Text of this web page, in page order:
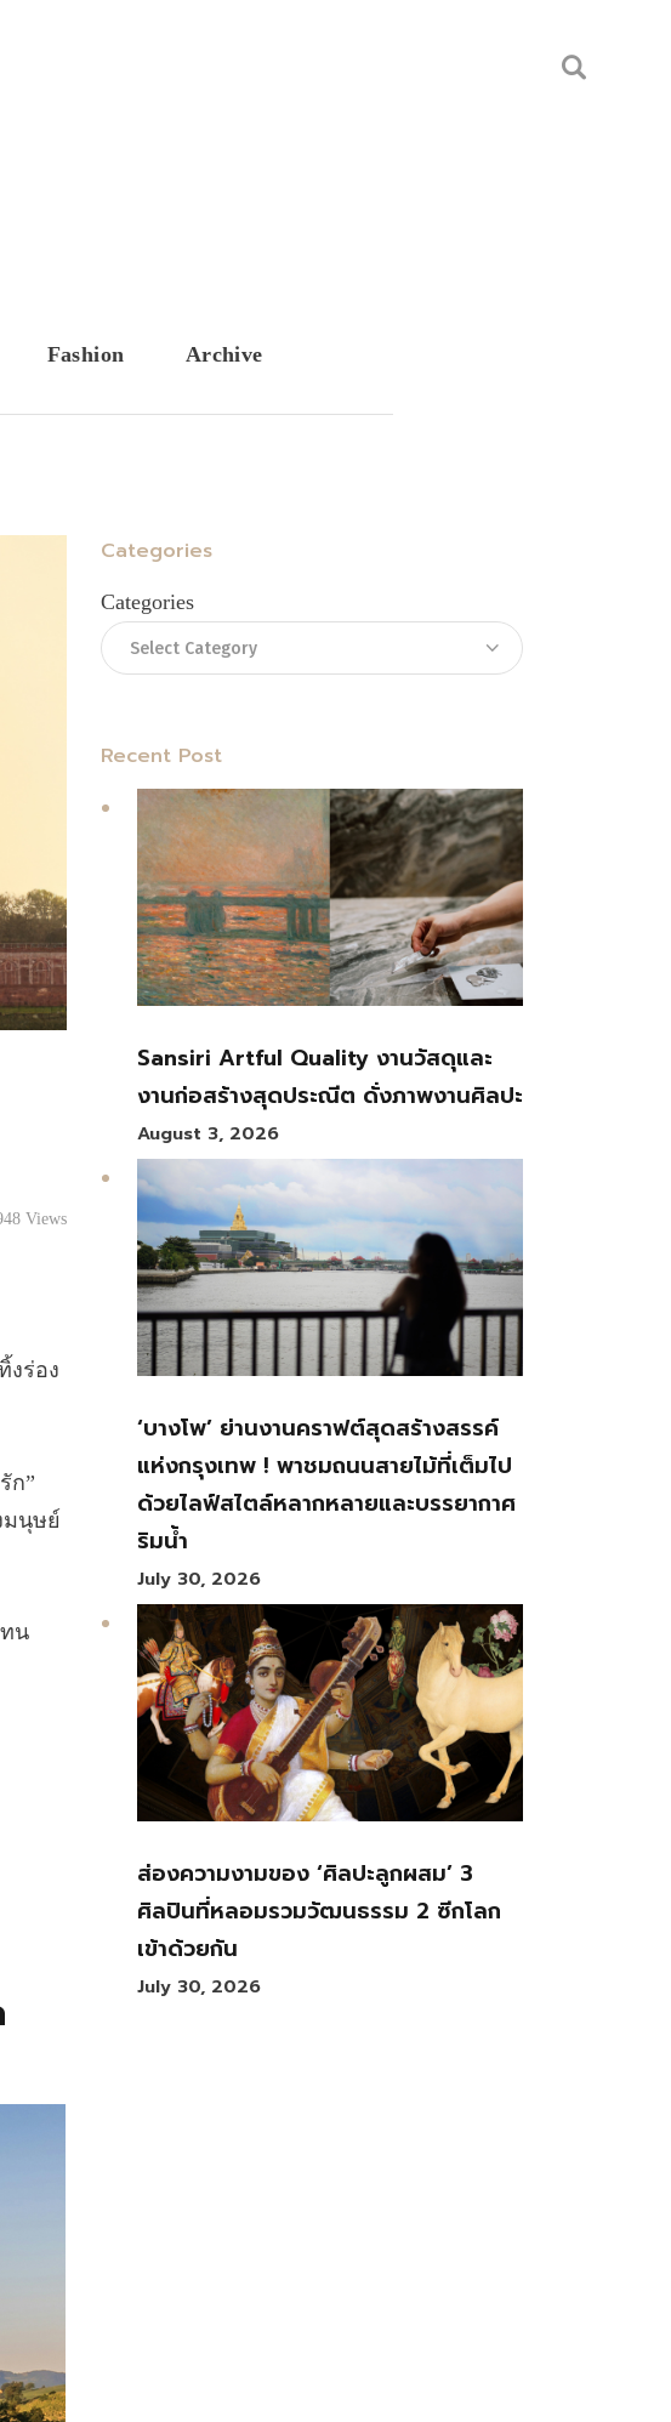
Fashion Archive
Views
งร่อง
ก”
มนุษย์
น
Categories
Categories
Recent Post
Sansiri Artful Quality งานวัสดุและ
งานก่อสร้างสุดประณีต ดั่งภาพงานศิลปะ
August 3, 2026
‘บางโพ’ ย่านงานคราฟต์สุดสร้างสรรค์
แห่งกรุงเทพ ! พาชมถนนสายไม้ที่เต็มไป
ด้วยไลฟ์สไตล์หลากหลายและบรรยากาศ
ริมน้ำ
July 30, 2026
ส่องความงามของ ‘ศิลปะลูกผสม’ 3
ศิลปินที่หลอมรวมวัฒนธรรม 2 ซีกโลก
เข้าด้วยกัน
July 30, 2026